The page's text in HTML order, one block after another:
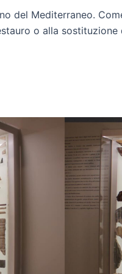
del Mediterraneo.
o alla sostituzione